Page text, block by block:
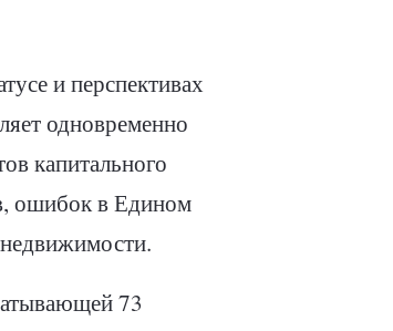
и перспективах
одновременно
капитального
ошибок в Едином
73